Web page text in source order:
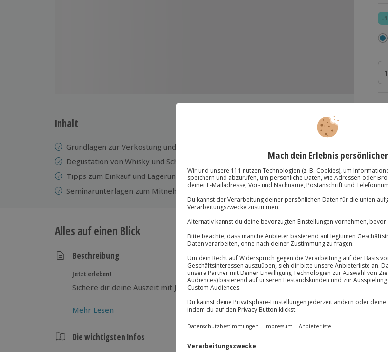
-
1
Inhalt
Grundlagen zur Verkostung und Herstellung von Whisky
Degustation von Whisky und Schokolade
Tipps zum Einkauf und Lagerung von Whisky
Seminarunterlagen zum Mitnehmen
Alles auf einen Blick
Beschreibung
Jetzt erleben!
Sichere dir deine Auszeit mit Jochen Schweizer.
Mehr Lesen
Die wichtigsten Infos